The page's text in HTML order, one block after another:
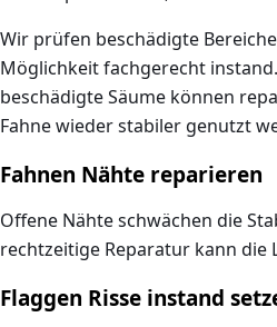
Wir prüfen beschädigte
Möglichkeit fachgerecht
beschädigte Säume können
Fahne wieder stabiler genutzt
Fahnen Nähte reparieren
Offene Nähte schwächen die
rechtzeitige Reparatur kann die
Flaggen Risse instand